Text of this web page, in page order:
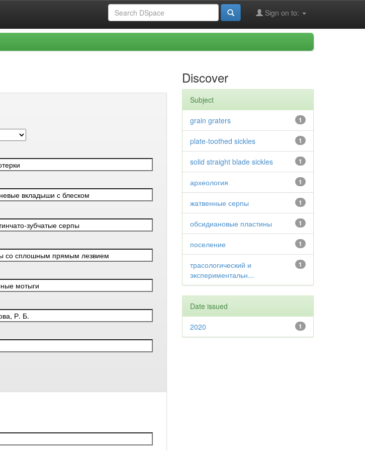
Sign on to:
Discover
Subject
1
grain graters
1
plate-toothed sickles
1
solid straight blade sickles
1
археология
1
жатвенные серпы
1
обсидиановые пластины
1
поселение
1
трасологический и
экспериментальн...
Date issued
1
2020